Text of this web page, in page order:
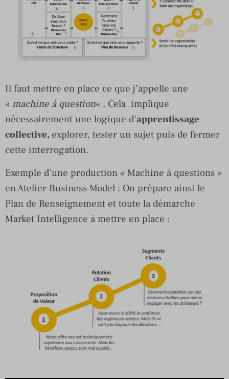
Il faut mettre en place ce que j’appelle une
« machine à question« . Cela implique
nécessairement une logique d’apprentissage
collective, explorer, tester un sujet puis de fermer
cette interrogation.
Exemple d’une production « Machine à questions »
en Atelier Business Model : On prépare ainsi le
Plan de Renseignement et toute la démarche
Market Intelligence à mettre en place :